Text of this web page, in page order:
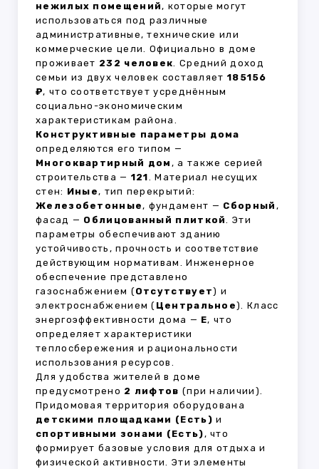
нежилых помещений, которые могут
использоваться под различные
административные, технические или
коммерческие цели. Официально в доме
проживает 232 человек. Средний доход
семьи из двух человек составляет 185156
₽, что соответствует усреднённым
социально-экономическим
характеристикам района.
Конструктивные параметры дома
определяются его типом —
Многоквартирный дом , а также серией
строительства — 121. Материал несущих
стен: Иные, тип перекрытий:
Железобетонные, фундамент — Сборный ,
фасад — Облицованный плиткой. Эти
параметры обеспечивают зданию
устойчивость, прочность и соответствие
действующим нормативам. Инженерное
обеспечение представлено
газоснабжением (Отсутствует) и
электроснабжением ( Центральное). Класс
энергоэффективности дома — E, что
определяет характеристики
теплосбережения и рациональности
использования ресурсов.
Для удобства жителей в доме
предусмотрено 2 лифтов (при наличии).
Придомовая территория оборудована
детскими площадками (Есть) и
спортивными зонами (Есть), что
формирует базовые условия для отдыха и
физической активности. Эти элементы